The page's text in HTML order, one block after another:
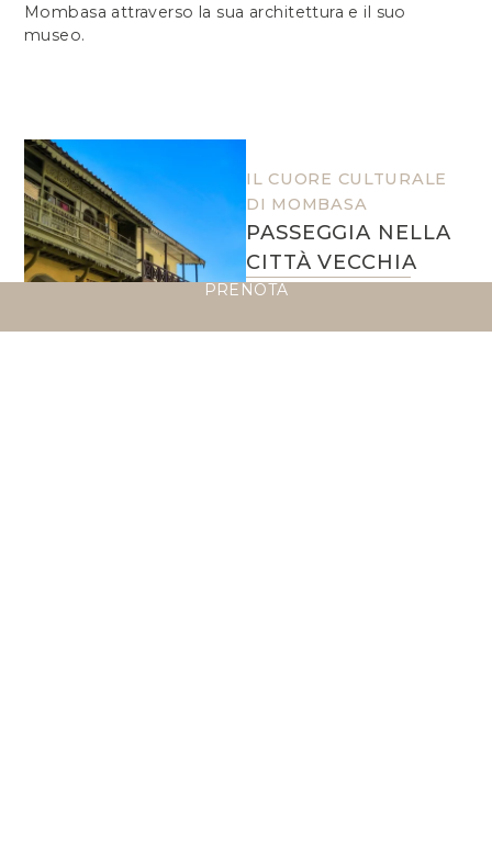
Mombasa attraverso la sua architettura e il suo
museo.
IL CUORE CULTURALE
DI MOMBASA
PASSEGGIA NELLA
CITTÀ VECCHIA
Passeggia tra strade
architettura swahili, araba
PRENOTA